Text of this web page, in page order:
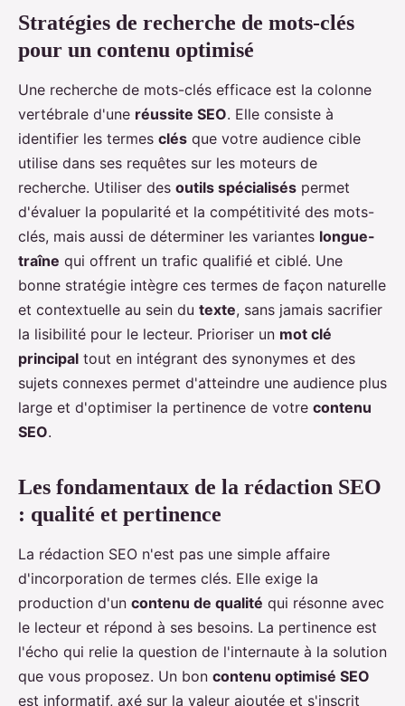
Stratégies de recherche de mots-clés
pour un contenu optimisé
Une recherche de mots-clés efficace est la colonne
vertébrale d'une réussite SEO. Elle consiste à
identifier les termes clés que votre audience cible
utilise dans ses requêtes sur les moteurs de
recherche. Utiliser des outils spécialisés permet
d'évaluer la popularité et la compétitivité des mots-
clés, mais aussi de déterminer les variantes longue-
traîne qui offrent un trafic qualifié et ciblé. Une
bonne stratégie intègre ces termes de façon naturelle
et contextuelle au sein du texte, sans jamais sacrifier
la lisibilité pour le lecteur. Prioriser un mot clé
principal tout en intégrant des synonymes et des
sujets connexes permet d'atteindre une audience plus
large et d'optimiser la pertinence de votre contenu
SEO.
Les fondamentaux de la rédaction SEO
: qualité et pertinence
La rédaction SEO n'est pas une simple affaire
d'incorporation de termes clés. Elle exige la
production d'un contenu de qualité qui résonne avec
le lecteur et répond à ses besoins. La pertinence est
l'écho qui relie la question de l'internaute à la solution
que vous proposez. Un bon contenu optimisé SEO
est informatif, axé sur la valeur ajoutée et s'inscrit